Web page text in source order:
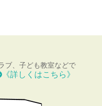
ブ、子ども教室などで
《詳しくはこちら》